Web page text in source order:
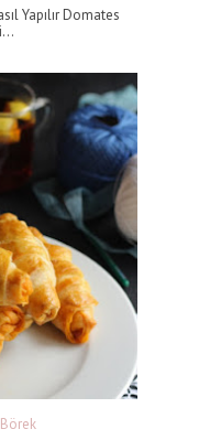
Yapılır Domates
Börek